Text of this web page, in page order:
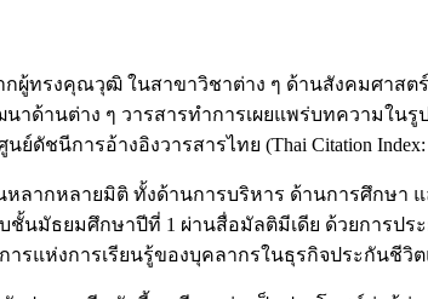
ทรงคุณวุฒิ ในสาขาวิชาต่าง ๆ ด้านสังคมศาสตร์
านต่าง ๆ วารสารทำการเผยแพร่บทความในรูป
ดัชนีการอ้างอิงวารสารไทย (Thai Citation
ลากหลายมิติ ทั้งด้านการบริหาร ด้านการศึกษา
นมัธยมศึกษาปีที่ 1 ผ่านสื่อมัลติมีเดีย ด้วยการปร
รแห่งการเรียนรู้ของบุคลากรในธุรกิจประกันชีวิ